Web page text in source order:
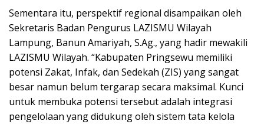
Sementara itu, perspektif regional disampaikan oleh
Sekretaris Badan Pengurus LAZISMU Wilayah
Lampung, Banun Amariyah, S.Ag., yang hadir mewakili
LAZISMU Wilayah. “Kabupaten Pringsewu memiliki
potensi Zakat, Infak, dan Sedekah (ZIS) yang sangat
besar namun belum tergarap secara maksimal. Kunci
untuk membuka potensi tersebut adalah integrasi
pengelolaan yang didukung oleh sistem tata kelola